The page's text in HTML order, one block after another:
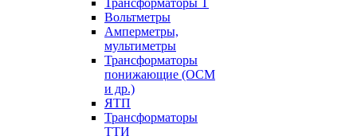
Трансформаторы Т
Вольтметры
Амперметры,
мультиметры
Трансформаторы
понижающие (ОСМ
и др.)
ЯТП
Трансформаторы
ТТИ